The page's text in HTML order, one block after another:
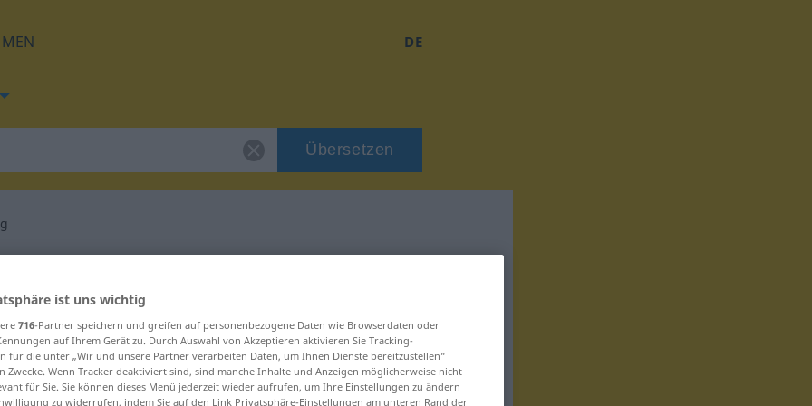
DE
Übersetzen
für "mittelmäßig"
ist uns wichtig
716-Partner speichern und greifen auf personenbezogene Daten wie Browserdaten oder
auf Ihrem Gerät zu. Durch Auswahl von Akzeptieren aktivieren Sie Tracking-
für die unter „Wir und unsere Partner verarbeiten Daten, um Ihnen Dienste bereitzustellen“
Zwecke. Wenn Tracker deaktiviert sind, sind manche Inhalte und Anzeigen möglicherweise nicht
für Sie. Sie können dieses Menü jederzeit wieder aufrufen, um Ihre Einstellungen zu ändern
zu widerrufen, indem Sie auf den Link Privatsphäre-Einstellungen am unteren Rand der